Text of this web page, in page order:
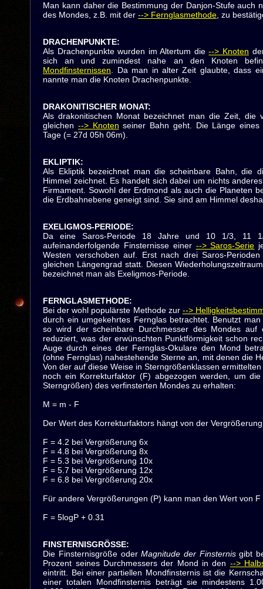
Man kann daher die Bestimmung der Danjon-Stufe auch
des Mondes, z.B. mit der--> Fernglasmethode , zu
DRACHENPUNKTE:
Als Drachenpunkte wurden im Altertum die--> Knoten
sich an und zumindest nahe an den Knoten
Mondfinsternissen . Da man in alter Zeit glaubte, dass
nannte man die Knoten Drachenpunkte.
DRAKONITISCHER MONAT:
Als drakonitischen Monat bezeichnet man die Zeit,
gleichen --> Knoten seiner Bahn geht. Die Länge
Tage (= 27d 05h 06m).
EKLIPTIK:
Als Ekliptik bezeichnet man die scheinbare Bahn, die
Himmel zeichnet. Es handelt sich dabei um nichts
Firmament. Sowohl der Erdmond als auch die Planeten
die Erdbahnebene geneigt sind. Sie sind am Himmel
EXELIGMOS-PERIODE:
Da eine Saros-Periode 18 Jahre und 10 1/3, 11
aufeinanderfolgende Finsternisse einer --> Saros-Serie
Westen verschoben auf. Erst nach drei Saros-
gleichen Längengrad statt. Diesen
bezeichnet man als Exeligmos-Periode.
FERNGLASMETHODE:
Bei der wohl populärste Methode zur -->
durch ein umgekehrtes Fernglas betrachtet. Benutzt
so wird der scheinbare Durchmesser des Mondes
reduziert, was der erwünschten Punktförmigkeit schon
Auge durch eines der Fernglas-Okulare den Mond
(ohne Fernglas) nahestehende Sterne an, mit denen die
Von der auf diese Weise in Sterngrößenklassen
noch ein Korrekturfaktor (F) abgezogen werden, um
Sterngrößen) des verfinsterten Mondes zu erhalten:
M = m - F
Der Wert des Korrekturfaktors hängt von der
F = 4.2 bei Vergrößerung 6x
F = 4.8 bei Vergrößerung 8x
F = 5.3 bei Vergrößerung 10x
F = 5.7 bei Vergrößerung 12x
F = 6.8 bei Vergrößerung 20x
Für andere Vergrößerungen (P) kann man den Wert von
F = 5logP + 0.31
FINSTERNISGRÖSSE:
Die Finsternisgröße oderMagnitude der Finsternisgibt
Prozent seines Durchmessers der Mond in den -->
eintritt. Bei einer partiellen Mondfinsternis ist die
einer totalen Mondfinsternis beträgt sie mindestens